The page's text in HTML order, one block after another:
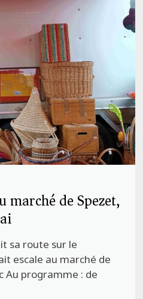
marché de Spezet,
sa route sur le
escale au marché de
Au programme : de